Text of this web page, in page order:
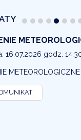
16.07.2026 godz.
METEOROLOGICZNE